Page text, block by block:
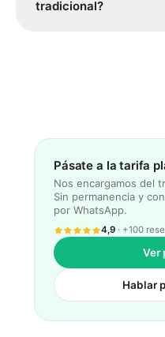
para micropymes (65 €/
tradicional?
beneficios.
Pásate a la tarifa
Nos encargamos del
Sin permanencia y
por WhatsApp.
4,9 · +100
Ver
Hablar